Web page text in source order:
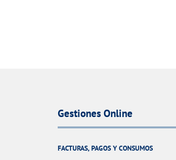
Gestiones Online
FACTURAS, PAGOS Y CONSUMOS